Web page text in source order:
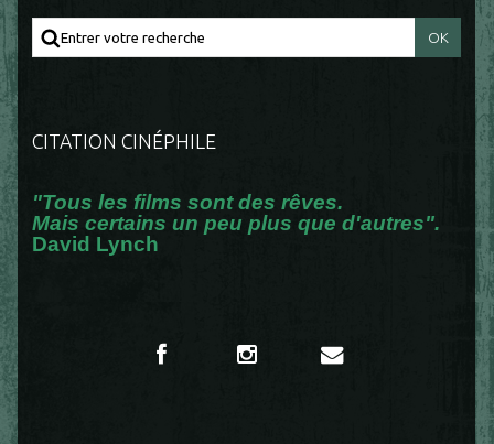
CITATION CINÉPHILE
"Tous les films sont des rêves.
Mais certains un peu plus que d'autres".
David Lynch